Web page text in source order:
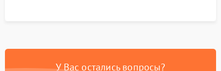
У Вас остались вопросы?